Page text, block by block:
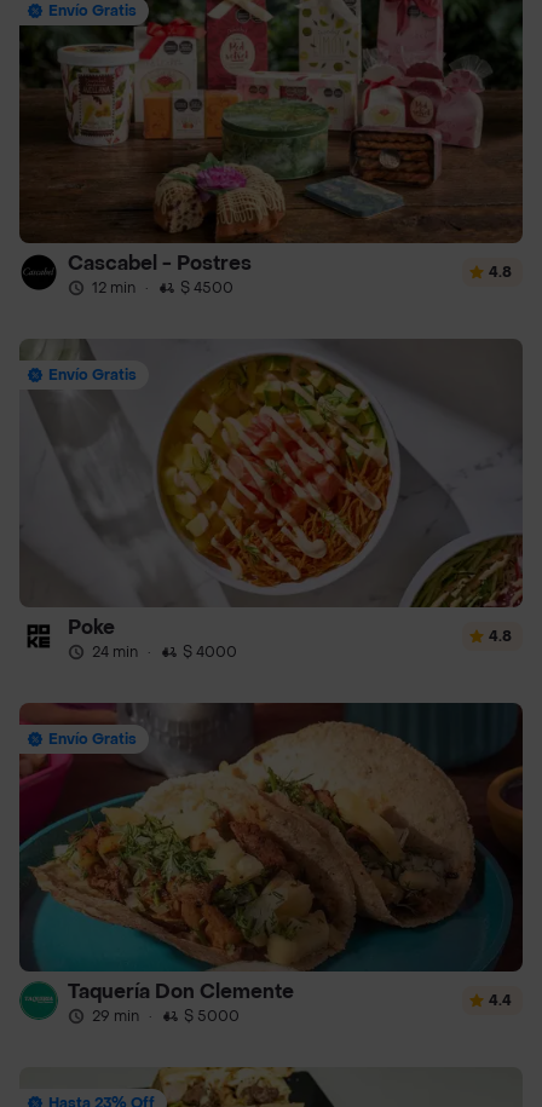
Envío Gratis
Cascabel - Postres
12 min · $ 4500
4.8
Envío Gratis
Poke
24 min · $ 4000
4.8
Envío Gratis
Taquería Don Clemente
29 min · $ 5000
4.4